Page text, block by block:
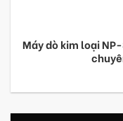
Máy dò kim loại